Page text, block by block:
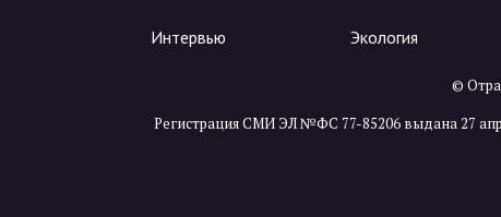
Интервью Экология
©
Регистрация СМИ ЭЛ №ФС 77-85206 выдана 27